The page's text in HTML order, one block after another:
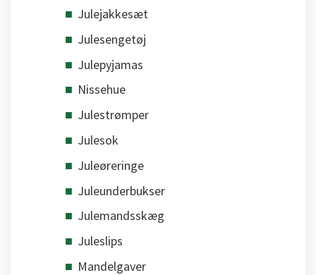
Julejakkesæt
Julesengetøj
Julepyjamas
Nissehue
Julestrømper
Julesok
Juleøreringe
Juleunderbukser
Julemandsskæg
Juleslips
Mandelgaver